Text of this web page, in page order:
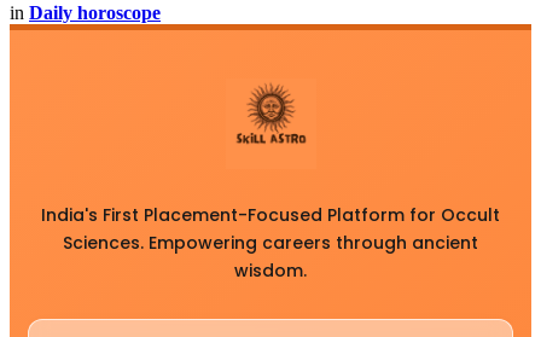
in Daily horoscope
India's First Placement-Focused Platform for Occult
Sciences. Empowering careers through ancient
wisdom.